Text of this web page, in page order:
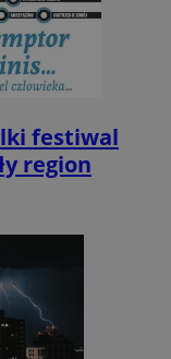
festiwal
region